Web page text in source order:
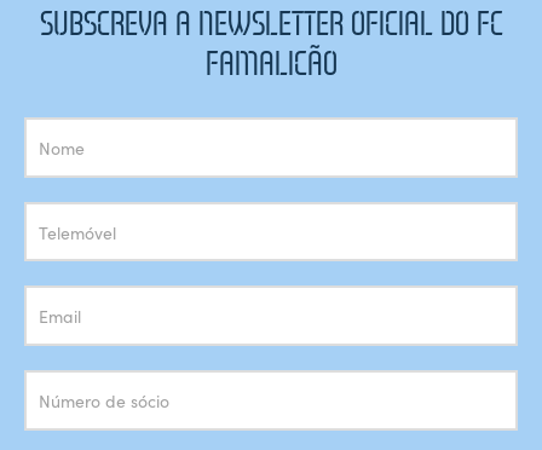
SUBSCREVA A NEWSLETTER OFICIAL DO FC
FAMALICÃO
Subscrição
Newsletter